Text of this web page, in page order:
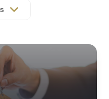
service une parfaite
gestion locative,
offrons des prestations
de qualité avec des